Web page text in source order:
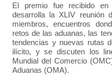
El premio fue recibido
desarrolla la XLIV reunión
miembros, encuentros
retos de las aduanas, las
tendencias y nuevas rutas
ilícito, y se discuten los
Mundial del Comercio
Aduanas (OMA).